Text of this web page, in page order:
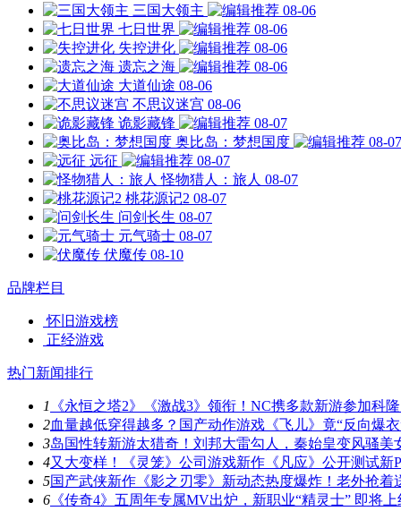
三国大领主
08-06
七日世界
08-06
失控进化
08-06
遗忘之海
08-06
大道仙途 08-06
不思议迷宫 08-06
诡影藏锋
08-07
奥比岛：梦想国度
08-07
远征
08-07
怪物猎人：旅人 08-07
桃花源记2 08-07
问剑长生 08-07
元气骑士 08-07
伏魔传 08-10
品牌栏目
怀旧游戏榜
正经游戏
热门新闻排行
1
《永恒之塔2》《激战3》领衔！NC携多款新游参加科
2血量越低穿得越多？国产动作游戏《飞儿》竟“反向爆衣
3岛国性转新游太猎奇！刘邦大雷勾人，秦始皇变风骚美
4又大变样！《灵笼》公司游戏新作《凡应》公开测试新
5国产武侠新作《影之刃零》新动态热度爆炸！老外抢着
6 《传奇4》五周年专属MV出炉，新职业“精灵士” 即将上